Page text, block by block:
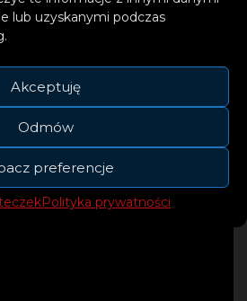
lub uzyskanymi podczas
Akceptuję
Odmów
preferencje
Polityka prywatności
lubią, nowi coś znanego
wydaniu.